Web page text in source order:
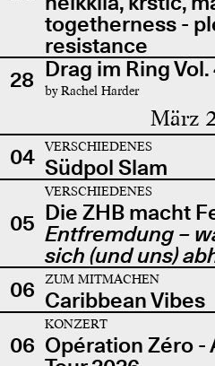
togetherness -
resistance
28 Drag im Ring Vol.
by Rachel Harder
März
04 VERSCHIEDENES
Südpol Slam
05
VERSCHIEDENES
Die ZHB macht
Entfremdung –
sich (und uns)
06
ZUM MITMACHEN
Caribbean Vibes
06
KONZERT
Opération Zéro -